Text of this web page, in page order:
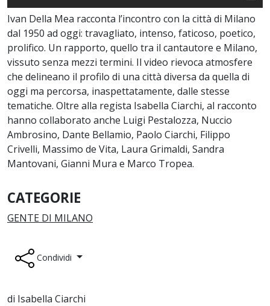
Ivan Della Mea racconta l’incontro con la città di Milano
dal 1950 ad oggi: travagliato, intenso, faticoso, poetico,
prolifico. Un rapporto, quello tra il cantautore e Milano,
vissuto senza mezzi termini. Il video rievoca atmosfere
che delineano il profilo di una città diversa da quella di
oggi ma percorsa, inaspettatamente, dalle stesse
tematiche. Oltre alla regista Isabella Ciarchi, al racconto
hanno collaborato anche Luigi Pestalozza, Nuccio
Ambrosino, Dante Bellamio, Paolo Ciarchi, Filippo
Crivelli, Massimo de Vita, Laura Grimaldi, Sandra
Mantovani, Gianni Mura e Marco Tropea.
CATEGORIE
GENTE DI MILANO
Condividi
di Isabella Ciarchi